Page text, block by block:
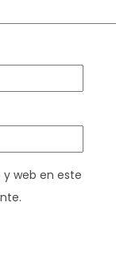
web en este